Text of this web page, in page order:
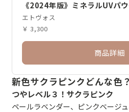
《2024年版》ミネラルUVパ
エトヴォス
￥ 3,300
商品詳細
新色サクラピンクどんな色？
つやレベル３！サクラピンク
ペールラベンダー、ピンクベージ